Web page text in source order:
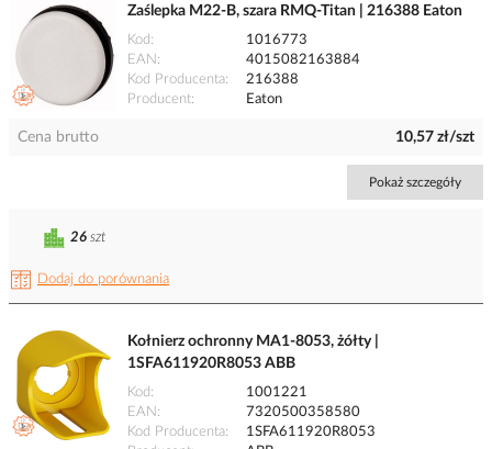
Zaślepka M22-B, szara RMQ-Titan | 216388 Eaton
Kod
1016773
EAN
4015082163884
Kod Producenta
216388
Producent
Eaton
Cena brutto 10,57 zł/szt
Pokaż szczegóły
Dodaj do porównania
26 szt
Kołnierz ochronny MA1-8053, żółty |
1SFA611920R8053 ABB
Kod
1001221
EAN
7320500358580
Kod Producenta
1SFA611920R8053